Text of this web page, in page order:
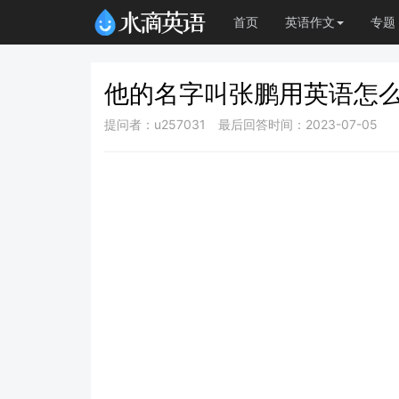
首页 英语作文 专题
他的名字叫张鹏用英语怎
提问者：u257031 最后回答时间：2023-07-05